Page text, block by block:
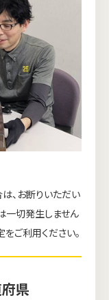
、お断りいただい
一切発生しません
ご利用ください。
県